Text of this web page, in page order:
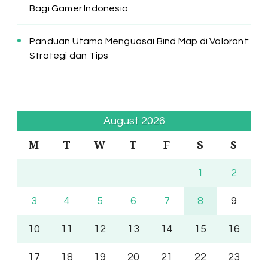
Bagi Gamer Indonesia
Panduan Utama Menguasai Bind Map di Valorant:
Strategi dan Tips
August 2026
M T W T F S S
1 2
3 4 5 6 7 8 9
10 11 12 13 14 15 16
17 18 19 20 21 22 23